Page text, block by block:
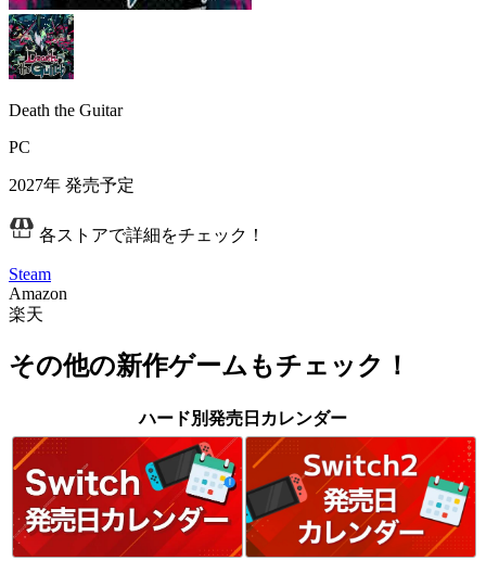
Death the Guitar
PC
2027年 発売予定
各ストアで詳細をチェック！
Steam
Amazon
楽天
その他の新作ゲームもチェック！
ハード別発売日カレンダー